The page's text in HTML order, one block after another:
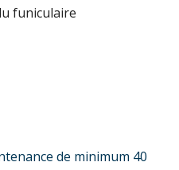
funiculaire
de minimum 40